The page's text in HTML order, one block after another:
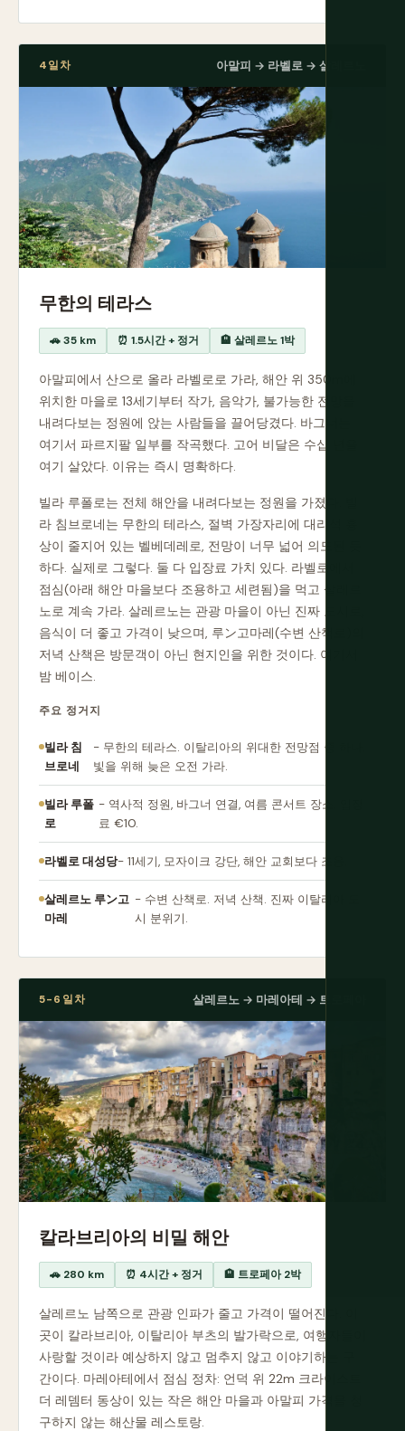
4일차 아말피 → 라벨로 → 살레르노
무한의 테라스
🚗 35 km ⏰ 1.5시간 + 정거 🏨 살레르노 1박
아말피에서 산으로 올라 라벨로로 가라, 해안 위 350m에
위치한 마을로 13세기부터 작가, 음악가, 불가능한 전망을
내려다보는 정원에 앉는 사람들을 끌어당겼다. 바그너는
여기서 파르지팔 일부를 작곡했다. 고어 비달은 수십 년을
여기 살았다. 이유는 즉시 명확하다.
빌라 루폴로는 전체 해안을 내려다보는 정원을 가졌다. 빌
라 침브로네는 무한의 테라스, 절벽 가장자리에 대리석 흉
상이 줄지어 있는 벨베데레로, 전망이 너무 넓어 의도된 듯
하다. 실제로 그렇다. 둘 다 입장료 가치 있다. 라벨로에서
점심(아래 해안 마을보다 조용하고 세련됨)을 먹고 살레르
노로 계속 가라. 살레르노는 관광 마을이 아닌 진짜 도시로,
음식이 더 좋고 가격이 낮으며, 루ン고마레(수변 산책로)의
저녁 산책은 방문객이 아닌 현지인을 위한 것이다. 여기서
밤 베이스.
주요 정거지
빌라 침
브로네
- 무한의 테라스. 이탈리아의 위대한 전망점 중 하나.
빛을 위해 늦은 오전 가라.
빌라 루폴
로
- 역사적 정원, 바그너 연결, 여름 콘서트 장소. 입장
료 €10.
라벨로 대성당- 11세기, 모자이크 강단, 해안 교회보다 조용.
살레르노 루ン고
마레
- 수변 산책로. 저녁 산책. 진짜 이탈리아 도
시 분위기.
5-6일차 살레르노 → 마레아테 → 트로페아
칼라브리아의 비밀 해안
🚗 280 km ⏰ 4시간 + 정거 🏨 트로페아 2박
살레르노 남쪽으로 관광 인파가 줄고 가격이 떨어진다. 이
곳이 칼라브리아, 이탈리아 부츠의 발가락으로, 여행자들이
사랑할 것이라 예상하지 않고 멈추지 않고 이야기하는 구
간이다. 마레아테에서 점심 정차: 언덕 위 22m 크라이스트
더 레뎀터 동상이 있는 작은 해안 마을과 아말피 가격을 청
구하지 않는 해산물 레스토랑.